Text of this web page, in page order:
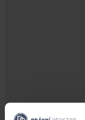
Aktuality